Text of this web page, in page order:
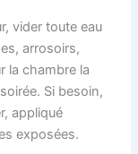
vider toute eau
arrosoirs,
la chambre la
Si besoin,
appliqué
exposées.